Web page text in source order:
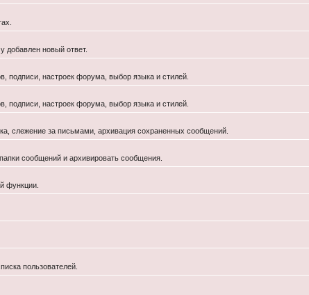
добавлен новый ответ.
подписи, настроек форума, выбор языка и стилей.
подписи, настроек форума, выбор языка и стилей.
слежение за письмами, архивация сохраненных сообщений.
сообщений и архивировать сообщения.
функции.
пользователей.